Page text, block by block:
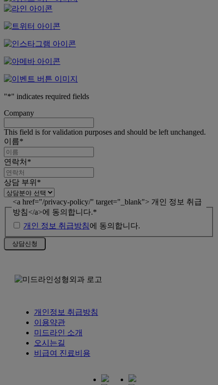
"*" indicates required fields
Company
This field is for validation purposes and should be left unchanged.
이름*
연락처 *
상담 부위 *
<a href="/privacy-policy/" target="_blank"> 개인 정보 취급
방침</a>에 동의합니다.*
개인 정보 취급방침에 동의합니다.
개인정보 취급방침
이용약관
미드라인 소개
오시는길
비급여 진료비용